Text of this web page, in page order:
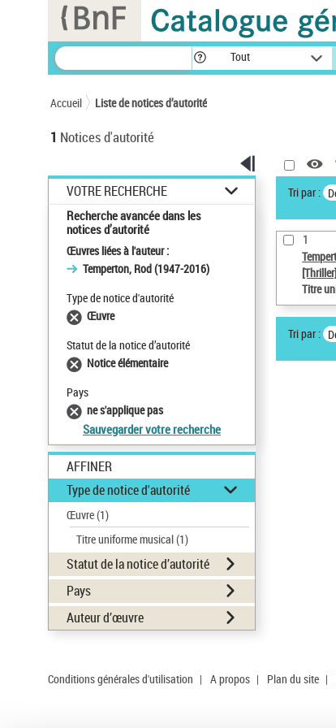
Tout
Accueil Liste de notices d’autorité
1 Notices d'autorité
VOTRE RECHERCHE
Recherche avancée dans les
notices d’autorité
Œuvres liées à l'auteur :
Temperton, Rod (1947-2016)
Type de notice d'autorité
Œuvre
Statut de la notice d’autorité
Notice élémentaire
Pays
ne s'applique pas
Sauvegarder votre recherche
AFFINER
Type de notice d'autorité
Œuvre(1)
Titre uniforme musical(1)
Statut de la notice d’autorité
Pays
Auteur d’œuvre
Tri par :
1
[Thriller]
Titre
Tri par :
Conditions générales d'utilisation | A propos | Plan du site |
Panneau de gestion des cookies